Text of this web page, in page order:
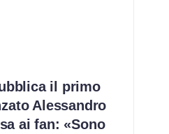
il primo
Alessandro
ai fan: «Sono